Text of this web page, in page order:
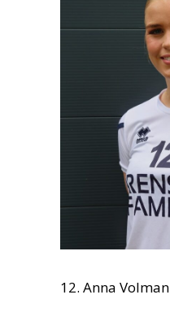
12. Anna Volman